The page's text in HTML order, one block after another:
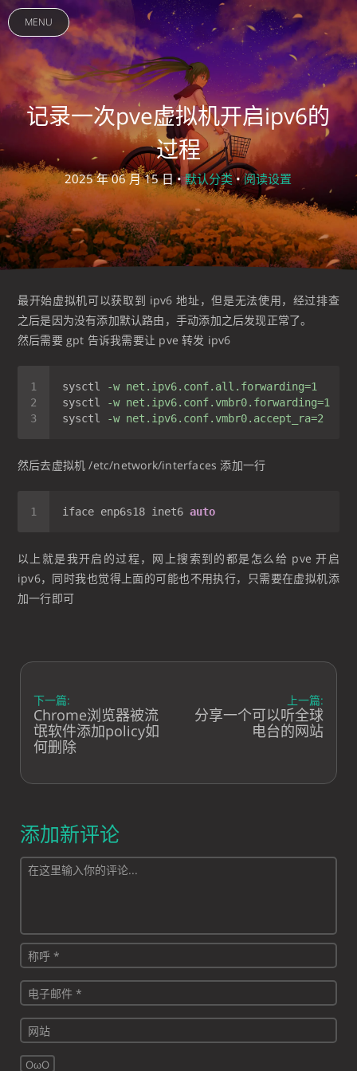
MENU
记录一次pve虚拟机开启ipv6的
过程
2025 年 06 月 15 日 •默认分类•阅读设置
最开始虚拟机可以获取到 ipv6 地址，但是无法使用，经过排查
之后是因为没有添加默认路由，手动添加之后发现正常了。
然后需要 gpt 告诉我需要让 pve 转发 ipv6
sysctl
-w net.ipv6.conf.all.forwarding=1
sysctl
-w net.ipv6.conf.vmbr0.forwarding=1
sysctl
-w net.ipv6.conf.vmbr0.accept_ra=2
然后去虚拟机 /etc/network/interfaces 添加一行
iface enp6s18 inet6 auto
以上就是我开启的过程，网上搜索到的都是怎么给 pve 开启
ipv6，同时我也觉得上面的可能也不用执行，只需要在虚拟机添
加一行即可
下一篇:
Chrome浏览器被流
氓软件添加policy如
何删除
上一篇:
分享一个可以听全球
电台的网站
添加新评论
OωO